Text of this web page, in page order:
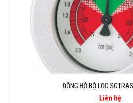
ĐỒNG HỒ BỘ LỌC
Liên hệ